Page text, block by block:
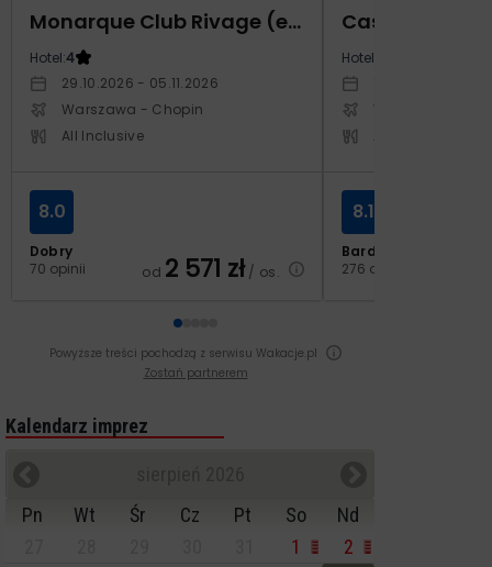
Monarque Club Rivage (ex Calimera)
Hotel:4
29.10.2026 - 05.11.2026
Warszawa - Chopin
All Inclusive
Dobry
70 opinii
8.0
od 2 571 zł/ os.
Hotel:
Warszawa -
Bardzo dobry
276 opinii
8.1
Powyższe treści pochodzą z serwisu Wakacje.pl
Zostań partnerem
Kalendarz imprez
Pn
Wt Śr Cz Pt So
Nd
1
2